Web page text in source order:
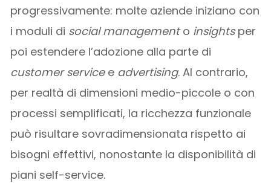
progressivamente: molte aziende iniziano con
i moduli di social managemento insightsper
poi estendere l’adozione alla parte di
customer servicee advertising. Al contrario,
per realtà di dimensioni medio-piccole o con
processi semplificati, la ricchezza funzionale
può risultare sovradimensionata rispetto ai
bisogni effettivi, nonostante la disponibilità di
piani self-service.